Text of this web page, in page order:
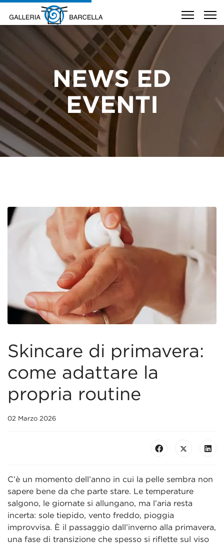
NEWS ED
EVENTI
Skincare di primavera:
come adattare la
propria routine
02 Marzo 2026
C’è un momento dell’anno in cui la pelle sembra non
sapere bene da che parte stare. Le temperature
salgono, le giornate si allungano, ma l’aria resta
incerta: sole tiepido, vento freddo, pioggia
improvvisa. È il passaggio dall’inverno alla primavera,
una fase di transizione che spesso si riflette sul viso